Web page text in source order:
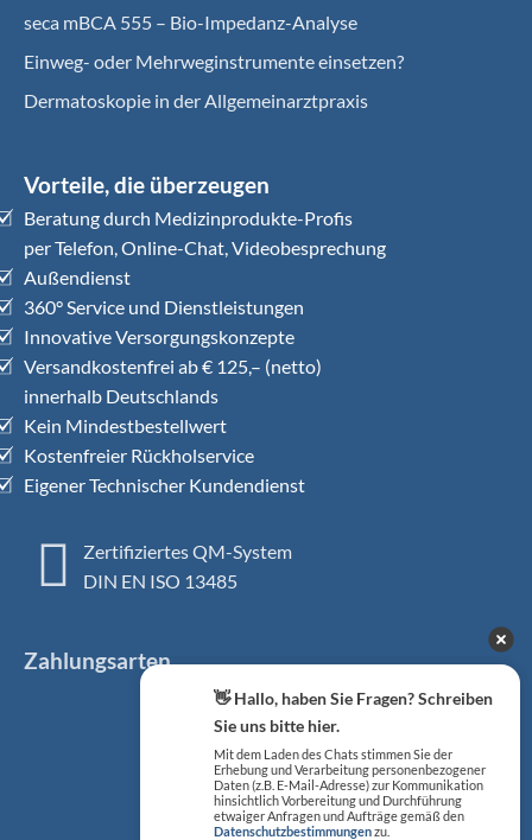
seca mBCA 555 – Bio-Impedanz-Analyse
Einweg- oder Mehrweginstrumente einsetzen?
Dermatoskopie in der Allgemeinarztpraxis
Vorteile, die überzeugen
Beratung durch Medizinprodukte-Profis
per Telefon, Online-Chat, Videobesprechung
Außendienst
360° Service und Dienstleistungen
Innovative Versorgungskonzepte
Versandkostenfrei ab € 125,– (netto)
innerhalb Deutschlands
Kein Mindestbestellwert
Kostenfreier Rückholservice
Eigener Technischer Kundendienst
Zertifiziertes QM-System
DIN EN ISO 13485
Zahlungsarten
👋 Hallo, haben Sie Fragen? Schreiben
Sie uns bitte hier.
Mit dem Laden des Chats stimmen Sie der
Erhebung und Verarbeitung personenbezogener
Daten (z.B. E-Mail-Adresse) zur Kommunikation
hinsichtlich Vorbereitung und Durchführung
etwaiger Anfragen und Aufträge gemäß den
Datenschutzbestimmungenzu.